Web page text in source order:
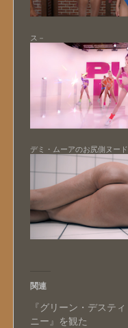
ス－
デミ・ムーアのお尻側ヌード
関連
『グリーン・デスティ
ニー』を観た